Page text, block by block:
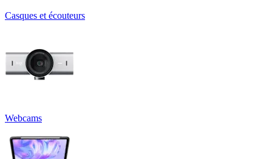
Casques et écouteurs
Webcams